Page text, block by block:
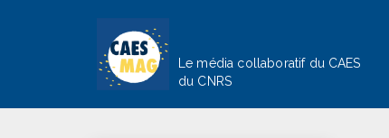
Le média collaboratif du CAES
du CNRS